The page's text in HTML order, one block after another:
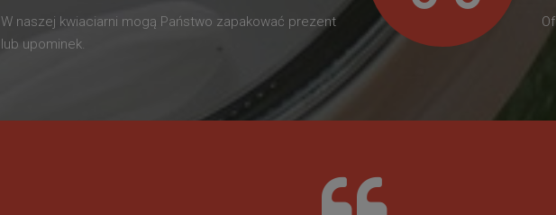
W naszej kwiaciarni mogą Państwo zapakować prezent
lub upominek.